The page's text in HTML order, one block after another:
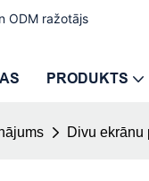
ODM ražotājs
PRODUKTS
Divu ekrānu